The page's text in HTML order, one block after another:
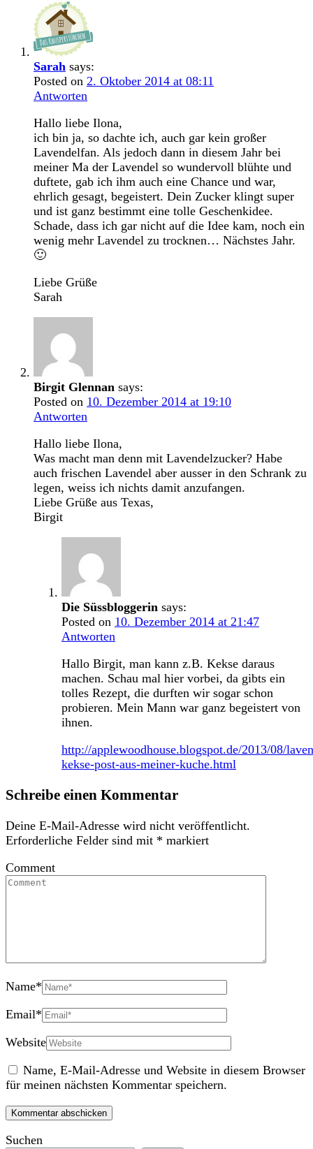
Sarah says:
Posted on 2. Oktober 2014 at 08:11
Antworten
Hallo liebe Ilona,
ich bin ja, so dachte ich, auch gar kein großer
Lavendelfan. Als jedoch dann in diesem Jahr bei
meiner Ma der Lavendel so wundervoll blühte und
duftete, gab ich ihm auch eine Chance und war,
ehrlich gesagt, begeistert. Dein Zucker klingt super
und ist ganz bestimmt eine tolle Geschenkidee.
Schade, dass ich gar nicht auf die Idee kam, noch ein
wenig mehr Lavendel zu trocknen… Nächstes Jahr.
🙂
Liebe Grüße
Sarah
Birgit Glennan says:
Posted on 10. Dezember 2014 at 19:10
Antworten
Hallo liebe Ilona,
Was macht man denn mit Lavendelzucker? Habe
auch frischen Lavendel aber ausser in den Schrank zu
legen, weiss ich nichts damit anzufangen.
Liebe Grüße aus Texas,
Birgit
Die Süssbloggerin says:
Posted on 10. Dezember 2014 at 21:47
Antworten
Hallo Birgit, man kann z.B. Kekse daraus
machen. Schau mal hier vorbei, da gibts ein
tolles Rezept, die durften wir sogar schon
probieren. Mein Mann war ganz begeistert von
ihnen.
http://applewoodhouse.blogspot.de/2013/08/
kekse-post-aus-meiner-kuche.html
Schreibe einen Kommentar
Deine E-Mail-Adresse wird nicht veröffentlicht.
Erforderliche Felder sind mit * markiert
Comment
Name*
Email*
Website
Name, E-Mail-Adresse und Website in diesem Browser
für meinen nächsten Kommentar speichern.
Suchen